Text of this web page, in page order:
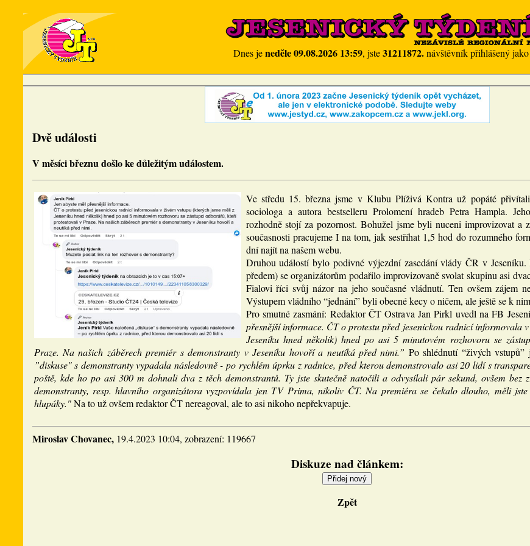
Dnes jeneděle 09.08.2026 13:59, jste31211872.návštěvník přihlášený jako
Dvě události
V měsíci březnu došlo ke důležitým událostem.
Ve středu 15. března jsme v Klubu Plíživá Kontra už popáté přivítali
sociologa a autora bestselleru Prolomení hradeb Petra Hampla.
rozhodně stojí za pozornost. Bohužel jsme byli nuceni improvizovat
současnosti pracujeme I na tom, jak sestříhat 1,5 hod do rozumného
dní najít na našem webu.
Druhou událostí bylo podivné výjezdní zasedání vlády ČR v
předem) se organizátorům podařilo improvizovaně svolat skupinu asi
Fialovi říci svůj názor na jeho současné vládnutí. Ten ovšem zájem
Výstupem vládního “jednání” byli obecné kecy o ničem, ale ještě se k
Pro smutné zasmání: Redaktor ČT Ostrava Jan Pirkl uvedl na FB
přesnější informace. ČT o protestu před jesenickou radnicí informovala
Jeseníku hned několik) hned po asi 5 minutovém rozhovoru se
Praze. Na našich záběrech premiér s demonstranty v Jeseníku hovoří a neutíká před nimi.” Po shlédnutí “živých vstupů”
”diskuse" s demonstranty vypadala následovně - po rychlém úprku z radnice, před kterou demonstrovalo asi 20 lidí s
poště, kde ho po asi 300 m dohnali dva z těch demonstrantů. Ty jste skutečně natočili a odvysílali pár sekund, ovšem bez
demonstranty, resp. hlavního organizátora vyzpovídala jen TV Prima, nikoliv ČT. Na premiéra se čekalo dlouho, měli
hlupáky."Na to už ovšem redaktor ČT nereagoval, ale to asi nikoho nepřekvapuje.
Miroslav Chovanec, 19.4.2023 10:04, zobrazení: 119667
Diskuze nad článkem:
Zpět